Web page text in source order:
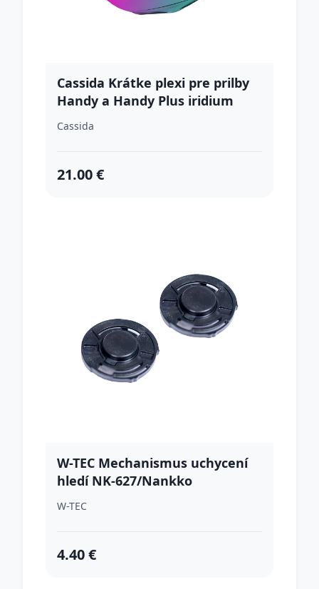
Cassida Krátke plexi pre prilby
Handy a Handy Plus iridium
Cassida
21.00 €
W-TEC Mechanismus uchycení
hledí NK-627/Nankko
W-TEC
4.40 €